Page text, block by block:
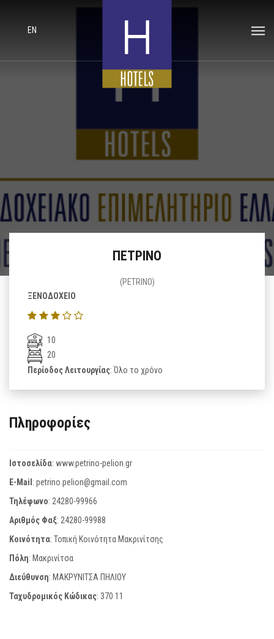
EN
ΠΕΤΡΙΝΟ
(PETRINO)
ΞΕΝΟΔΟΧΕΙΟ
10
20
Περίοδος Λειτουργίας: Όλο το χρόνο
Πληροφορίες
Ιστοσελίδα: www.petrino-pelion.gr
E-Mail: petrino.pelion@gmail.com
Τηλέφωνο: 24280-99966
Αριθμός Φαξ: 24280-99988
Κοινότητα: Τοπική Κοινότητα Μακρινίτσης
Πόλη: Μακρινίτσα
Διεύθυνση: ΜΑΚΡΥΝΙΤΣΑ ΠΗΛΙΟΥ
Ταχυδρομικός Κώδικας: 370 11